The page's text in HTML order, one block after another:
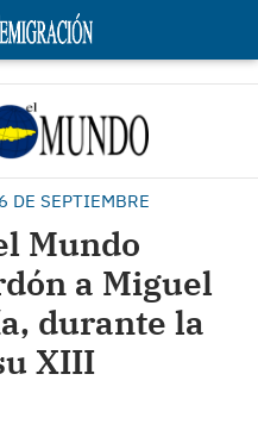
DE SEPTIEMBRE
Mundo
a Miguel
durante la
XIII